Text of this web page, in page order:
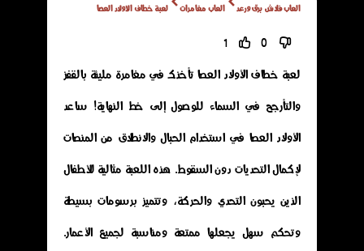
العاب فلاش برق ورعد العاب مغامرات لعبة خطاف الأولاد العصا
0
1
لعبة خطاف الأولاد العصا تأخذك في مغامرة مليئة بالقفز
والتأرجح في السماء للوصول إلى خط النهاية! ساعد
الأولاد العصا في استخدام الحبال والانطلاق من المنصات
لإكمال التحديات دون السقوط. هذه اللعبة مثالية للأطفال
الذين يحبون التحدي والحركة، وتتميز برسومات بسيطة
وتحكم سهل يجعلها ممتعة ومناسبة لجميع الأعمار.